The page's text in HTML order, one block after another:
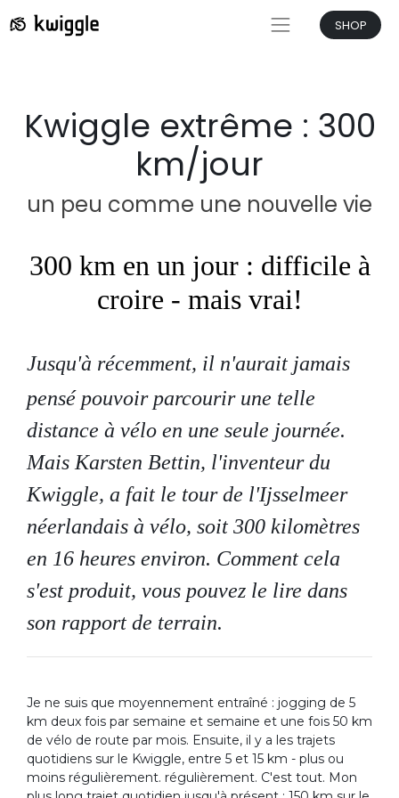
SHOP
Kwiggle extrême : 300
km/jour
un peu comme une nouvelle vie
300 km en un jour : difficile à
croire - mais vrai!
Jusqu'à récemment, il n'aurait jamais
pensé pouvoir parcourir une telle
distance à vélo en une seule journée.
Mais Karsten Bettin, l'inventeur du
Kwiggle, a fait le tour de l'Ijsselmeer
néerlandais à vélo, soit 300 kilomètres
en 16 heures environ. Comment cela
s'est produit, vous pouvez le lire dans
son rapport de terrain.
Je ne suis que moyennement entraîné : jogging de 5
km deux fois par semaine et semaine et une fois 50 km
de vélo de route par mois. Ensuite, il y a les trajets
quotidiens sur le Kwiggle, entre 5 et 15 km - plus ou
moins régulièrement. régulièrement. C'est tout. Mon